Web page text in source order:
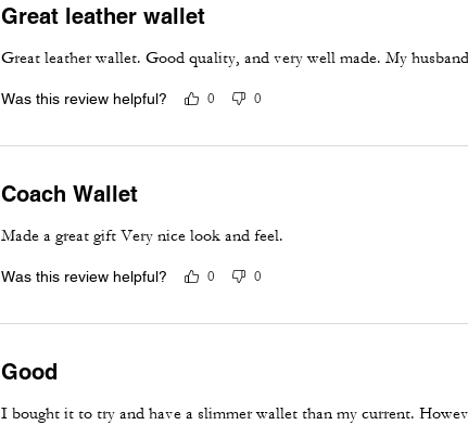
Great leather wallet
Great leather wallet. Good quality, and very well made. My
Was this review helpful? 0 0
Coach Wallet
Made a great gift Very nice look and feel.
Was this review helpful? 0 0
Good
I bought it to try and have a slimmer wallet than my current.